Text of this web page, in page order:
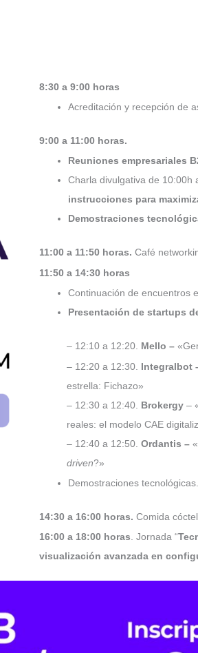
8:30 a 9:00 horas
Acreditación y recepción de
9:00 a 11:00 horas.
Reuniones empresariales
Charla divulgativa de 10:00h
instrucciones para
Demostraciones
11:00 a 11:50 horas. Café
11:50 a 14:30 horas
Continuación de encuentros
Presentación de startups
– 12:10 a 12:20. Mello –
– 12:20 a 12:30. Integralbot
estrella: Fichazo»
– 12:30 a 12:40. Brokergy –
reales: el modelo CAE
– 12:40 a 12:50. Ordantis –
driven?»
Demostraciones tecnológicas.
14:30 a 16:00 horas. Comida cóctel.
16:00 a 18:00 horas. Jornada “
visualización avanzada en